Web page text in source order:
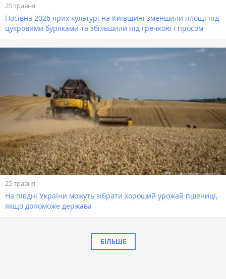
25 травня
Посівна 2026 ярих культур: на Київщині зменшили площі під
цукровими буряками та збільшили під гречкою і просом
25 травня
На півдні України можуть зібрати хороший урожай пшениці,
якщо допоможе держава
БІЛЬШЕ